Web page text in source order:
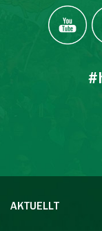
AKTUELLT